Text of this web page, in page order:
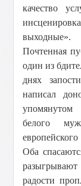
качество
выходные».
Почтенная
один из
днях
написал
упомянутом
белого
Оба
радости